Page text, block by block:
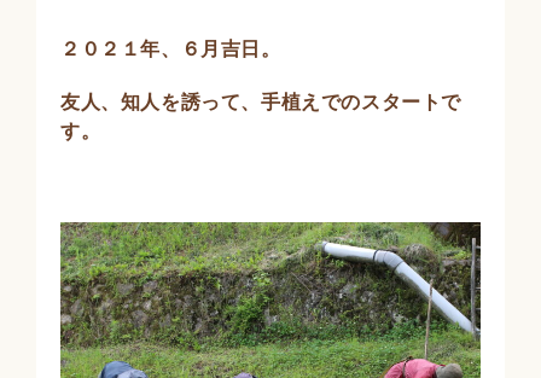
２０２１年、６月吉日。
友人、知人を誘って、手植えでのスタートで
す。